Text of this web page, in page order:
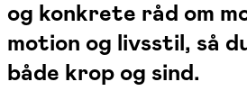
og konkrete råd om
motion og livsstil, så
både krop og sind.